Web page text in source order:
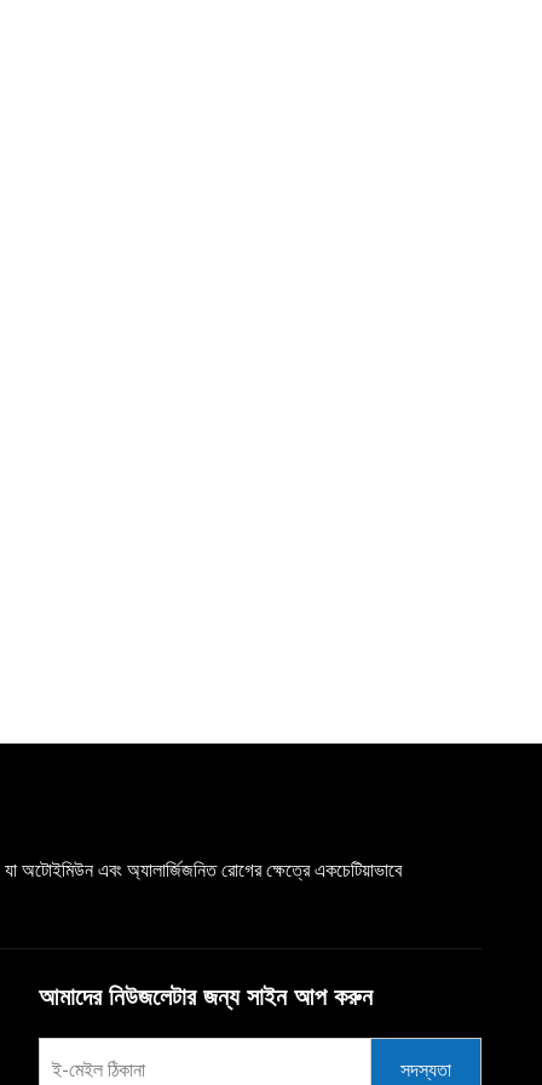
এবং অ্যালার্জিজনিত রোগের ক্ষেত্রে একচেটিয়াভাবে
আমাদের নিউজলেটার জন্য সাইন আপ করুন
সদস্যতা